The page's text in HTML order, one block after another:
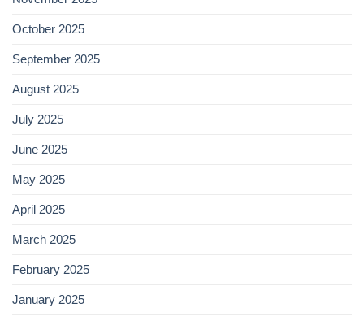
October 2025
September 2025
August 2025
July 2025
June 2025
May 2025
April 2025
March 2025
February 2025
January 2025